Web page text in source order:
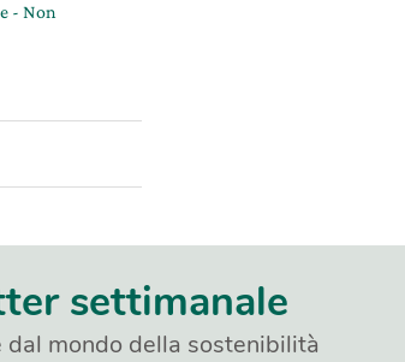
- Non
settimanale
mondo della sostenibilità